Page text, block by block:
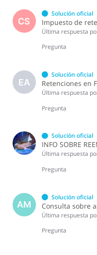
CS
Solución oficial
Última respuesta
Pregunta
EA
Solución oficial
Retenciones en
Última respuesta
Pregunta
Solución oficial
Última respuesta
Pregunta
AM
Solución oficial
Última respuesta
Pregunta